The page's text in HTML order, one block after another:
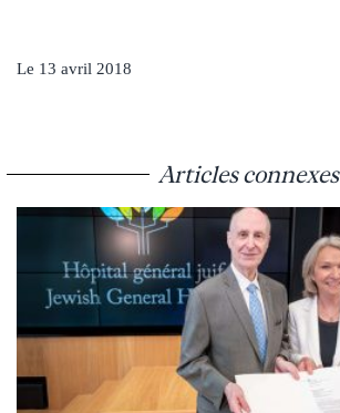
Le 13 avril 2018
Articles connexes